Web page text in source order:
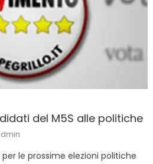
del M5S alle politiche
le prossime elezioni politiche